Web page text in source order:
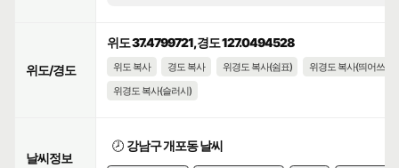
위도/경도
위도 37.4799721, 경도 127.0494528
위도 복사 경도 복사 위경도 복사(쉼표)
위경도 복사(띄어쓰기)
위경도 복사(슬러시)
날씨정보
🕗 강남구 개포동 날씨